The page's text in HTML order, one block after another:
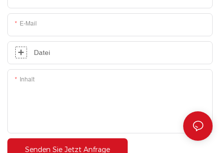
E-Mail
Datei
Inhalt
Senden Sie Jetzt Anfrage